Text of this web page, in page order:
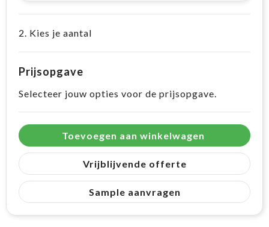
2. Kies je aantal
Prijsopgave
Selecteer jouw opties voor de prijsopgave.
Toevoegen aan winkelwagen
Vrijblijvende offerte
Sample aanvragen